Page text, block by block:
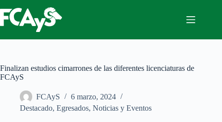
al
contenido
Finalizan estudios cimarrones de las diferentes licenciaturas de
FCAyS
FCAyS
6 marzo, 2024
Destacado, Egresados, Noticias y Eventos